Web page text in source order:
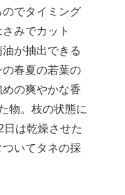
でタイミング
みでカット
が抽出できる
春夏の若葉の
の爽やかな香
物。枝の状態に
日は乾燥させた
いてタネの採